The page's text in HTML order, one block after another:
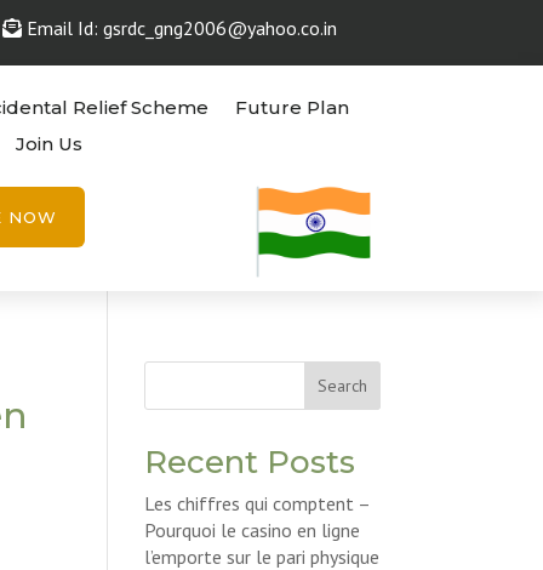
Email Id: gsrdc_gng2006@yahoo.co.in
Relief Scheme
Future Plan
Join Us
NOW
Search
Recent Posts
Les chiffres qui comptent –
Pourquoi le casino en ligne
l’emporte sur le pari physique